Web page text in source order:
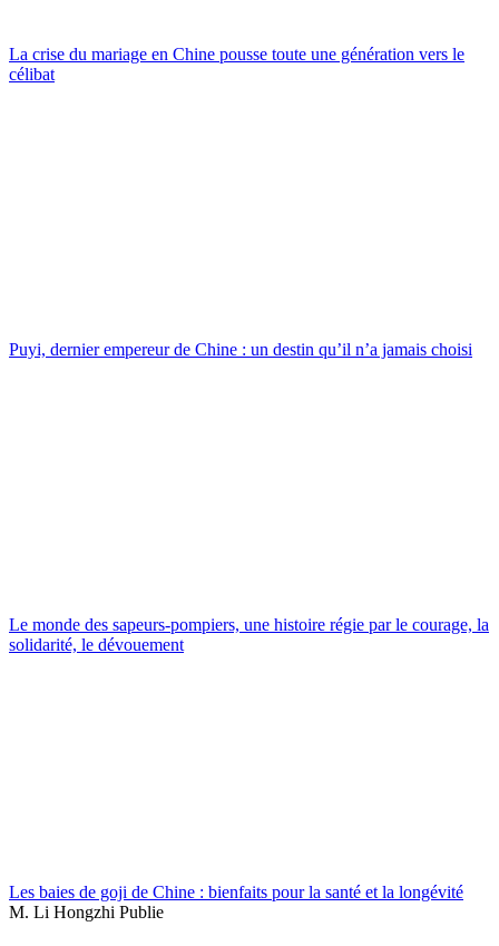
La crise du mariage en Chine pousse toute une génération vers le
célibat
Puyi, dernier empereur de Chine : un destin qu’il n’a jamais choisi
Le monde des sapeurs-pompiers, une histoire régie par le courage, la
solidarité, le dévouement
Les baies de goji de Chine : bienfaits pour la santé et la longévité
M. Li Hongzhi Publie